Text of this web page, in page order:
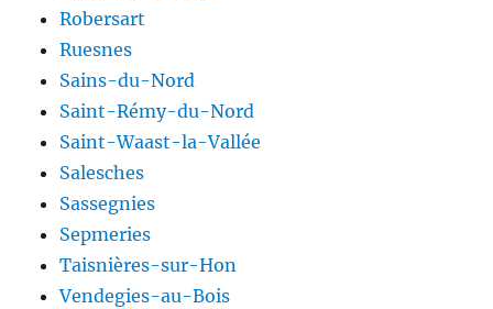
Robersart
Ruesnes
Sains-du-Nord
Saint-Rémy-du-Nord
Saint-Waast-la-Vallée
Salesches
Sassegnies
Sepmeries
Taisnières-sur-Hon
Vendegies-au-Bois